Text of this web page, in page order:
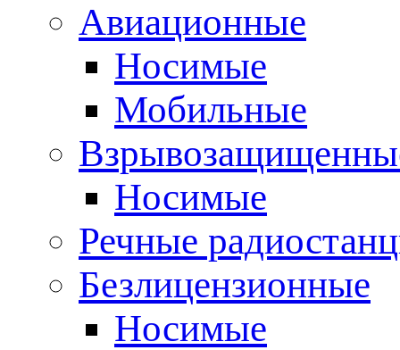
Авиационные
Носимые
Мобильные
Носимые
Речные
Безлицензионные
Носимые